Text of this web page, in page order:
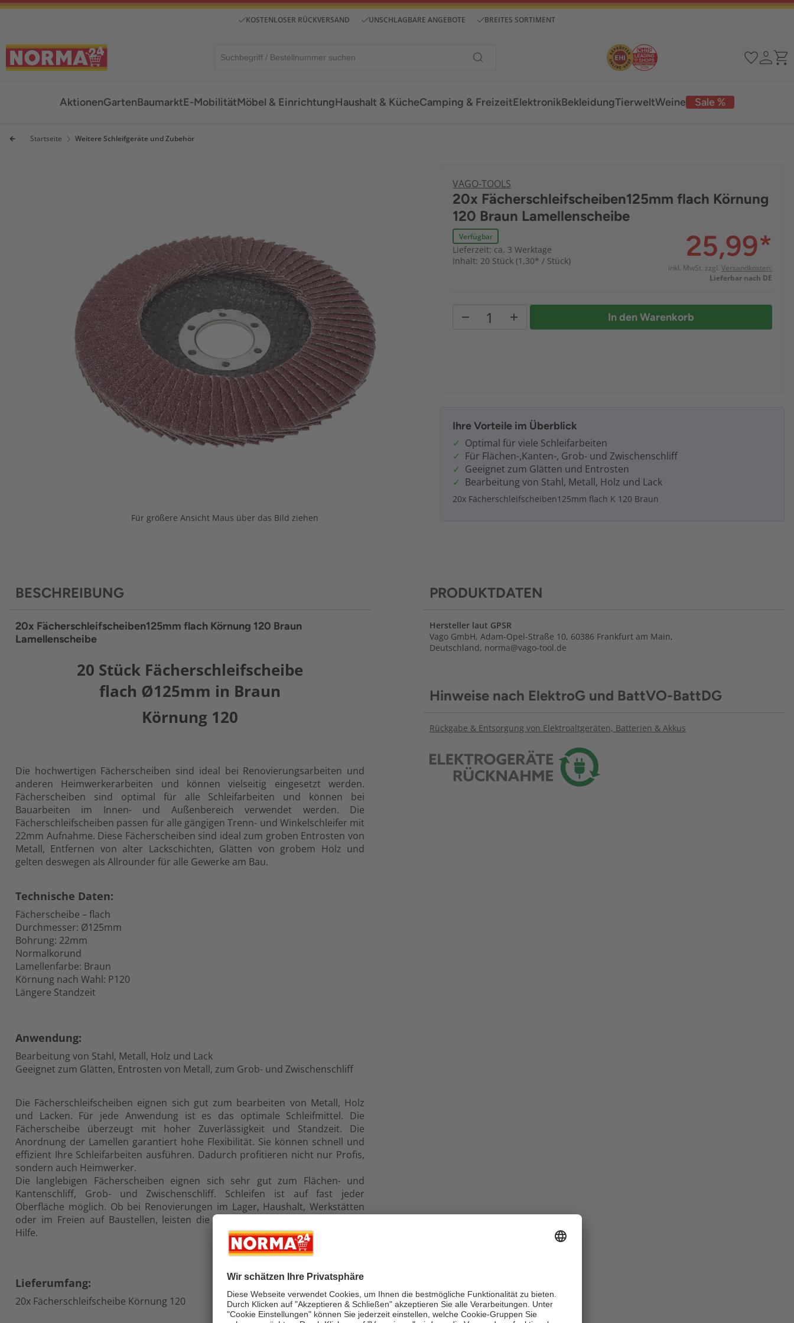
KOSTENLOSER RÜCKVERSAND UNSCHLAGBARE ANGEBOTE BREITES SORTIMENT
AktionenGartenBaumarktE-MobilitätMöbel & EinrichtungHaushalt & KücheCamping & Freizeit Sale %
ElektronikBekleidungTierweltWeine
Startseite Weitere Schleifgeräte und Zubehör
Für größere Ansicht Maus über das Bild ziehen
VAGO-TOOLS
20x Fächerschleifscheiben125mm flach Körnung
120 Braun Lamellenscheibe
Verfügbar
Lieferzeit: ca. 3 Werktage
Inhalt: 20 Stück (1,30* / Stück)
25,99*
inkl. MwSt. zzgl. Versandkosten:
Lieferbar nach DE
In den Warenkorb
Ihre Vorteile im Überblick
Optimal für viele Schleifarbeiten
Für Flächen-,Kanten-, Grob- und Zwischenschliff
Geeignet zum Glätten und Entrosten
Bearbeitung von Stahl, Metall, Holz und Lack
20x Fächerschleifscheiben125mm flach K 120 Braun
BESCHREIBUNG
20x Fächerschleifscheiben125mm flach Körnung 120 Braun
Lamellenscheibe
20 Stück Fächerschleifscheibe
flach Ø125mm in Braun
Körnung 120
Die hochwertigen Fächerscheiben sind ideal bei Renovierungsarbeiten und
anderen Heimwerkerarbeiten und können vielseitig eingesetzt werden.
Fächerscheiben sind optimal für alle Schleifarbeiten und können bei
Bauarbeiten im Innen- und Außenbereich verwendet werden. Die
Fächerschleifscheiben passen für alle gängigen Trenn- und Winkelschleifer mit
22mm Aufnahme. Diese Fächerscheiben sind ideal zum groben Entrosten von
Metall, Entfernen von alter Lackschichten, Glätten von grobem Holz und
gelten deswegen als Allrounder für alle Gewerke am Bau.
Technische Daten:
Fächerscheibe – flach
Durchmesser: Ø125mm
Bohrung: 22mm
Normalkorund
Lamellenfarbe: Braun
Körnung nach Wahl: P120
Längere Standzeit
Anwendung:
Bearbeitung von Stahl, Metall, Holz und Lack
Geeignet zum Glätten, Entrosten von Metall, zum Grob- und Zwischenschliff
Die Fächerschleifscheiben eignen sich gut zum bearbeiten von Metall, Holz
und Lacken. Für jede Anwendung ist es das optimale Schleifmittel. Die
Fächerscheibe überzeugt mit hoher Zuverlässigkeit und Standzeit. Die
Anordnung der Lamellen garantiert hohe Flexibilität. Sie können schnell und
effizient Ihre Schleifarbeiten ausführen. Dadurch profitieren nicht nur Profis,
sondern auch Heimwerker.
Die langlebigen Fächerscheiben eignen sich sehr gut zum Flächen- und
Kantenschliff, Grob- und Zwischenschliff. Schleifen ist auf fast jeder
Oberfläche möglich. Ob bei Renovierungen im Lager, Haushalt, Werkstätten
oder im Freien auf Baustellen, leisten die Fächerscheiben immer wertvolle
Hilfe.
Lieferumfang:
20x Fächerschleifscheibe Körnung 120
PRODUKTDATEN
Hersteller laut GPSR
Vago GmbH, Adam-Opel-Straße 10, 60386 Frankfurt am Main,
Deutschland, norma@vago-tool.de
Hinweise nach ElektroG und BattVO-BattDG
Rückgabe & Entsorgung von Elektroaltgeräten, Batterien & Akkus